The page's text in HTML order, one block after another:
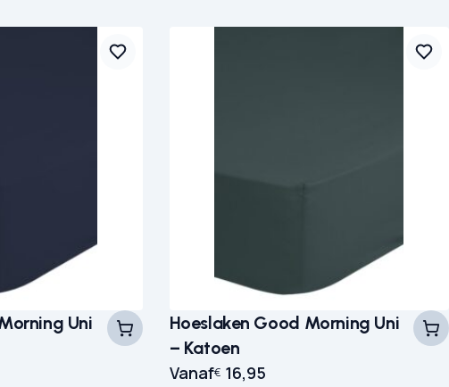
Uni
Hoeslaken Good Morning Uni
– Katoen
Vanaf€ 16,95